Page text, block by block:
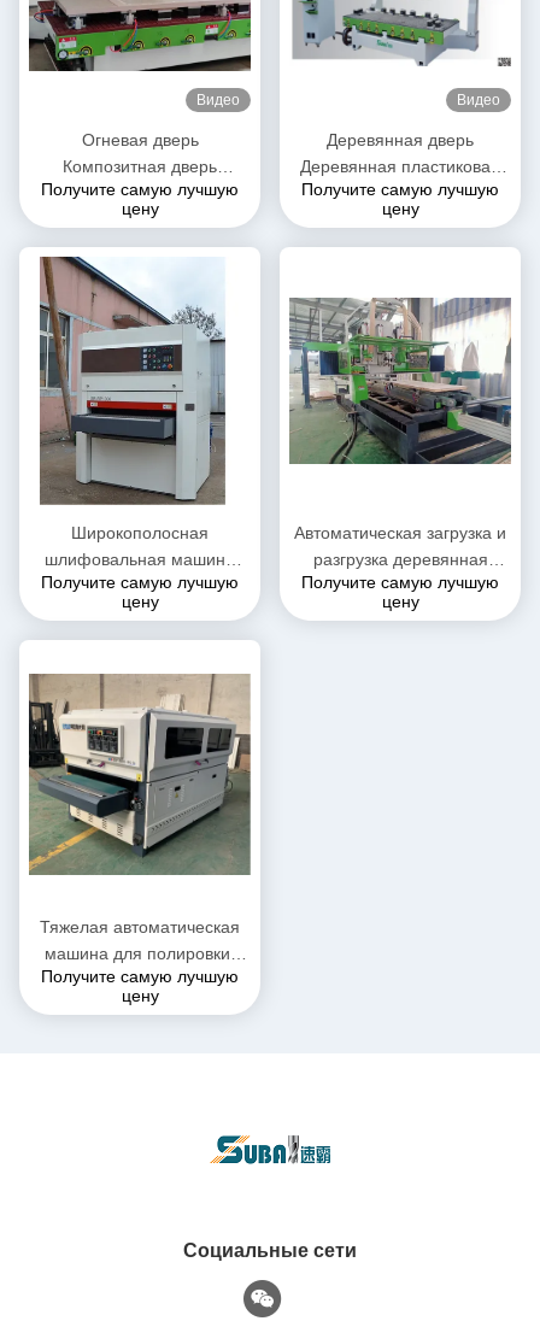
Видео
Огневая дверь
Композитная дверь
Деревянная дверь Машина
резьбы Дверный замок
Получите самую лучшую
цену
Видео
Деревянная дверь
Деревянная пластиковая
дверь Деревянная доска
Рабочий стол Обработка
Получите самую лучшую
цену
Широкополосная
шлифовальная машина
для тяжелой мебели 2,5
мм - 100 мм
Получите самую лучшую
цену
Автоматическая загрузка и
разгрузка деревянная
дверь резьба машина
замок корпус
Получите самую лучшую
цену
Тяжелая автоматическая
машина для полировки,
шлифовальная машина,
деревянная дверь
Получите самую лучшую
цену
Социальные сети